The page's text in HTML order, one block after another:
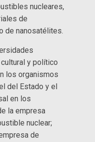
nucleares,
de
de nanosatélites.
y político
los organismos
del Estado y el
en los
la empresa
nuclear;
de